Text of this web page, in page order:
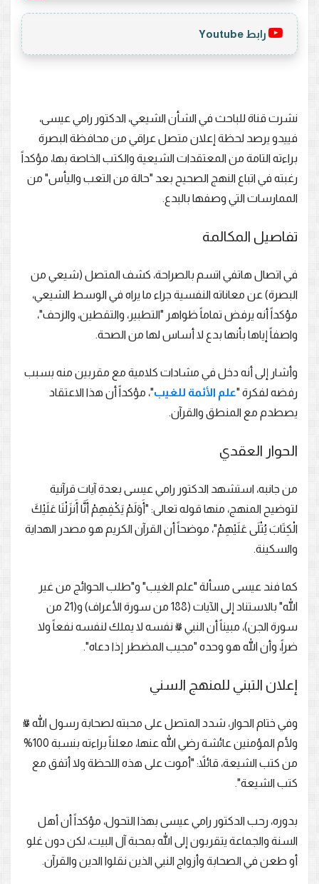
رابط Youtube
نشرت قناة للباحث في الشأن الشيعي، الدكتور رامي عيسى،
فييدو يرصد لحظة إعلان متصل عراقي من محافظة البصرة
براءته التامة من المعتقدات الشيعية والكتب الخاصة بها، مؤكداً
رغبته في اتباع النهج الصحيح بعد "حالة من التعب واليأس" من
الممارسات التي وصفها بالبدع.
تفاصيل المكالمة
في اتصال هاتفي اتسم بالصراحة، كشف المتصل (شيعي من
البصرة) عن معاناته النفسية جراء ما يراه في الوسط الشيعي،
مؤكداً أنه يرفض تماماً ظواهر "التطبير، والتقطين، والزحف"،
واصفاً إياها بأنها بدع لا أساس لها من الصحة.
وأشار إلى أنه دخل في مشادات كلامية مع مقربين منه بسبب
رفضه لفكرة "علم الأئمة للغيب"، مؤكداً أن هذا الاعتقاد
يصطدم مع المنطق والقرآن.
الحوار العقدي
من جانبه، استشهد الدكتور رامي عيسى بعدة آيات قرآنية
لتوضيح المنهج، منها قوله تعالى: "أَوَلَمْ يَكْفِهِمْ أَنَّا أَنزَلْنَا عَلَيْكَ
الْكِتَابَ يُتْلَى عَلَيْهِمْ"، موضحاً أن القرآن الكريم هو مصدر الهداية
والسكينة.
كما فند عيسى مسألة "علم الغيب" و"طلب الحوائج من غير
الله" بالاستناد إلى الآيات (188 من سورة الأعراف) و(21 من
سورة الجن)، مبيناً أن النبي ﷺ نفسه لا يملك لنفسه نفعاً ولا
ضراً، وأن الله هو وحده "مجيب المضطر إذا دعاه".
إعلان التبني للمنهج السني
وفي ختام الحوار، شدد المتصل على محبته لصحابة رسول الله ﷺ
ولأم المؤمنين عائشة رضي الله عنها، معلناً براءته بنسبة 100%
من كتب الشيعة، قائلاً: "أموت على هذه اللحظة ولا أتفق مع
كتب الشيعة".
بدوره، رحب الدكتور رامي عيسى بهذا التحول، مؤكداً أن أهل
السنة والجماعة يتقربون إلى الله بمحبة آل البيت، لكن دون غلو
أو طعن في الصحابة وأزواج النبي الذين نقلوا الدين والقرآن.